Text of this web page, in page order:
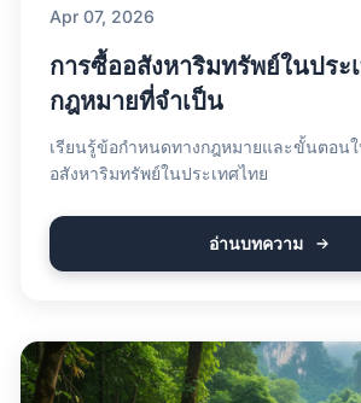
Apr 07, 2026
การซื้ออสังหาริมทรัพย์ในประ
กฎหมายที่จำเป็น
เรียนรู้ข้อกำหนดทางกฎหมายและขั้นตอน
อสังหาริมทรัพย์ในประเทศไทย
อ่านบทความ